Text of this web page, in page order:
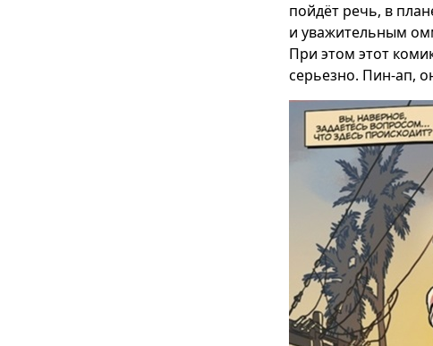
пойдёт речь, в
и уважительным
При этом этот
серьезно. Пин-ап,